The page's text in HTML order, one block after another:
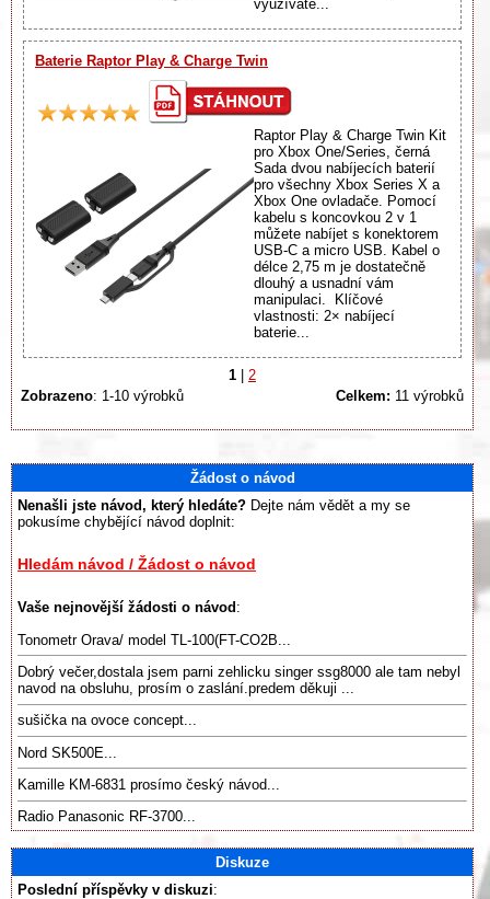
využíváte...
Baterie Raptor Play & Charge Twin
Raptor Play & Charge Twin Kit
pro Xbox One/Series, černá
Sada dvou nabíjecích baterií
pro všechny Xbox Series X a
Xbox One ovladače. Pomocí
kabelu s koncovkou 2 v 1
můžete nabíjet s konektorem
USB-C a micro USB. Kabel o
délce 2,75 m je dostatečně
dlouhý a usnadní vám
manipulaci. Klíčové
vlastnosti: 2× nabíjecí
baterie...
1 | 2
Zobrazeno: 1-10 výrobků Celkem: 11 výrobků
Žádost o návod
Nenašli jste návod, který hledáte? Dejte nám vědět a my se
pokusíme chybějící návod doplnit:
Hledám návod / Žádost o návod
Vaše nejnovější žádosti o návod :
Tonometr Orava/ model TL-100(FT-CO2B...
Dobrý večer,dostala jsem parni zehlicku singer ssg8000 ale tam nebyl
navod na obsluhu, prosím o zaslání.predem děkuji ...
sušička na ovoce concept...
Nord SK500E...
Kamille KM-6831 prosímo český návod...
Radio Panasonic RF-3700...
Diskuze
Poslední příspěvky v diskuzi: